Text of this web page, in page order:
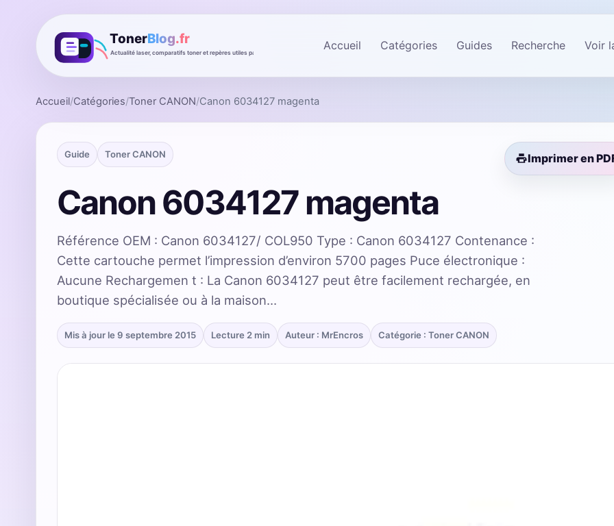
Accueil Catégories Guides Recherche Voir
Accueil/Catégories/Toner CANON/Canon 6034127 magenta
Guide Toner CANON Imprimer en
Canon 6034127 magenta
Référence OEM : Canon 6034127/ COL950 Type : Canon 6034127 Contenance :
Cette cartouche permet l’impression d’environ 5700 pages Puce électronique :
Aucune Rechargemen t : La Canon 6034127 peut être facilement rechargée, en
boutique spécialisée ou à la maison…
Mis à jour le 9 septembre 2015 Lecture 2 min Auteur : MrEncros Catégorie : Toner CANON